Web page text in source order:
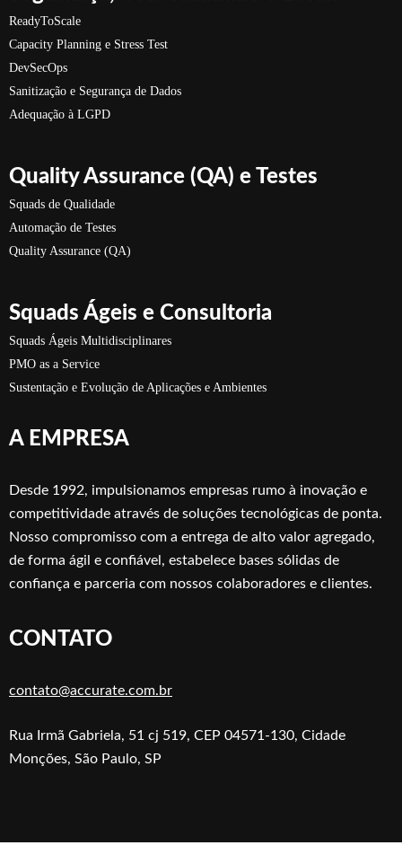
ReadyToScale
Capacity Planning e Stress Test
DevSecOps
Sanitização e Segurança de Dados
Adequação à LGPD
Quality Assurance (QA) e Testes
Squads de Qualidade
Automação de Testes
Quality Assurance (QA)
Squads Ágeis e Consultoria
Squads Ágeis Multidisciplinares
PMO as a Service
Sustentação e Evolução de Aplicações e Ambientes
A EMPRESA
Desde 1992, impulsionamos empresas rumo à inovação e
competitividade através de soluções tecnológicas de ponta.
Nosso compromisso com a entrega de alto valor agregado,
de forma ágil e confiável, estabelece bases sólidas de
confiança e parceria com nossos colaboradores e clientes.
CONTATO
contato@accurate.com.br
Rua Irmã Gabriela, 51 cj 519, CEP 04571-130, Cidade
Monções, São Paulo, SP